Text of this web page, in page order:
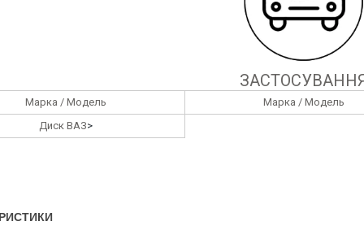
Марка / Модель
Марка / Модель
Диск ВАЗ>